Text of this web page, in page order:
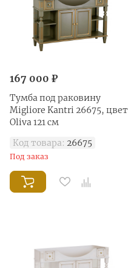
167 000 ₽
Тумба под раковину
Migliore Kantri 26675, цвет
Oliva 121 см
Код товара: 26675
Под заказ